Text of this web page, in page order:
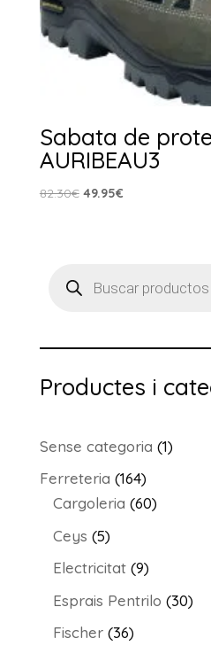
Sabata de
AURIBEAU3
82.30€ El
49.95€El
search
Productes i
Sense categoria 11
Ferreteria 164164
productes
Cargoleria 6060
Ceys 55
productes
Electricitat 99
productes
Esprais Pentrilo 3030
Fischer 3636